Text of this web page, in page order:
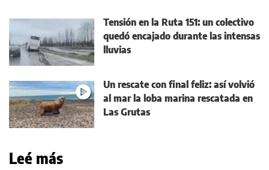
Tensión en la Ruta 151: un colectivo
quedó encajado durante las intensas
lluvias
Un rescate con final feliz: así volvió
al mar la loba marina rescatada en
Las Grutas
Leé más